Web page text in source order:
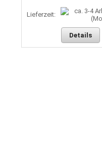
Lieferzeit:
Details